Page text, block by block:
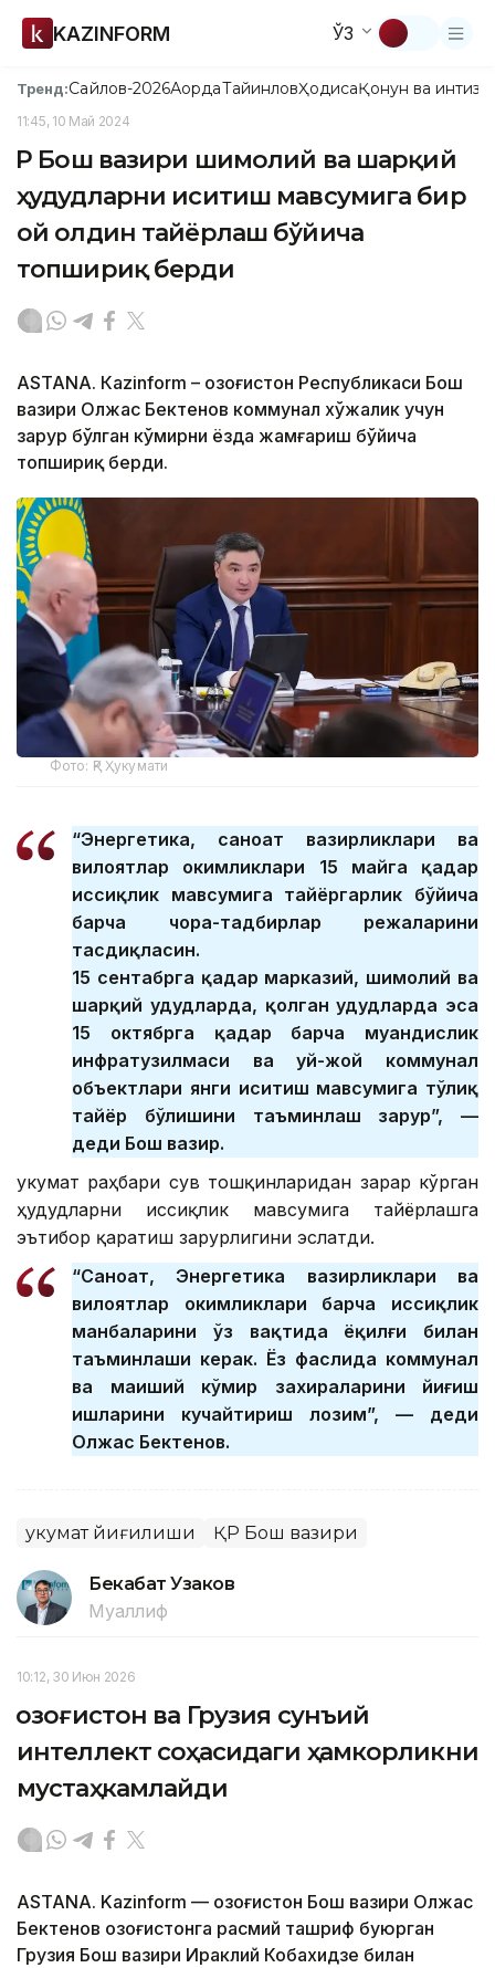
KAZINFORM ЎЗ
Тренд:Сайлов-2026АқордаТайинловҲодисаҚонун ва
11:45, 10 Май 2024
ҚР Бош вазири шимолий ва шарқий
ҳудудларни иситиш мавсумига бир
ой олдин тайёрлаш бўйича
топшириқ берди
ASTANА. Кazinform – Қозоғистон Республикаси Бош
вазири Олжас Бектенов коммунал хўжалик учун
зарур бўлган кўмирни ёзда жамғариш бўйича
топшириқ берди.
Фото: ҚР Ҳукумати
“Энергетика, саноат вазирликлари ва
вилоятлар ҳокимликлари 15 майга қадар
иссиқлик мавсумига тайёргарлик бўйича
барча чора-тадбирлар режаларини
тасдиқласин.
15 сентабрга қадар марказий, шимолий ва
шарқий ҳудудларда, қолган ҳудудларда эса
15 октябрга қадар барча муҳандислик
инфратузилмаси ва уй-жой коммунал
объектлари янги иситиш мавсумига тўлиқ
тайёр бўлишини таъминлаш зарур”, —
деди Бош вазир.
Ҳукумат раҳбари сув тошқинларидан зарар кўрган
ҳудудларни иссиқлик мавсумига тайёрлашга
эътибор қаратиш зарурлигини эслатди.
“Саноат, Энергетика вазирликлари ва
вилоятлар ҳокимликлари барча иссиқлик
манбаларини ўз вақтида ёқилғи билан
таъминлаши керак. Ёз фаслида коммунал
ва маиший кўмир захираларини йиғиш
ишларини кучайтириш лозим”, — деди
Олжас Бектенов.
Ҳукумат йиғилиши ҚР Бош вазири
Бекабат Узаков
Муаллиф
10:12, 30 Июн 2026
Қозоғистон ва Грузия сунъий
интеллект соҳасидаги ҳамкорликни
мустаҳкамлайди
ASTANA. Kazinform — Қозоғистон Бош вазири Олжас
Бектенов Қозоғистонга расмий ташриф буюрган
Грузия Бош вазири Ираклий Кобахидзе билан